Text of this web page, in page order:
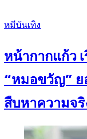
Posted
หมีบันเทิง
หน้ากากแก้ว
“หมอขวัญ”
สืบหาความจริ